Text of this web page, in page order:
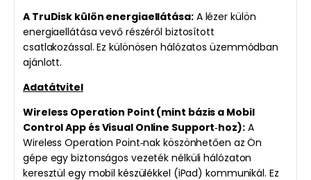
A TruDisk külön energiaellátása:A lézer külön
energiaellátása vevő részéről biztosított
csatlakozással. Ez különösen hálózatos üzemmódban
ajánlott.
Adatátvitel
Wireless Operation Point (mint bázis a Mobil
Control App és Visual Online Support‑hoz):A
Wireless Operation Point‑nak köszönhetően az Ön
gépe egy biztonságos vezeték nélküli hálózaton
keresztül egy mobil készülékkel (iPad) kommunikál. Ez